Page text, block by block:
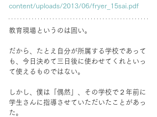
content/uploads/2013/06/fryer_15sai.pdf
教育現場というのは固い。
だから、たとえ自分が所属する学校であって
も、今日決めて三日後に使わせてくれといっ
て使えるものではない。
しかし、僕は「偶然」、その学校で２年前に
学生さんに指導させていただいたことがあっ
た。